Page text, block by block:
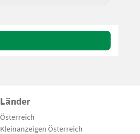
Länder
Österreich
Kleinanzeigen Österreich